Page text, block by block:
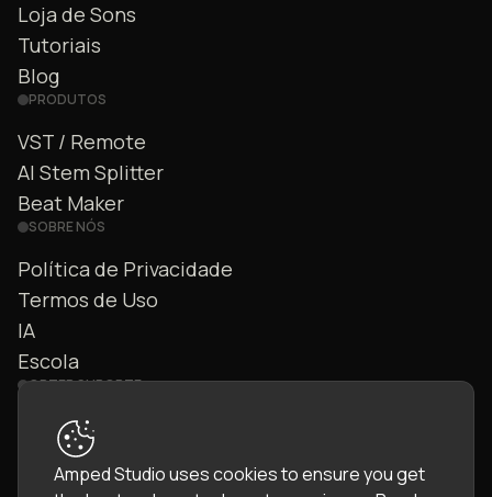
Loja de Sons
Tutoriais
Blog
PRODUTOS
VST / Remote
AI Stem Splitter
Beat Maker
SOBRE NÓS
Política de Privacidade
Termos de Uso
IA
Escola
OBTER SUPORTE
Fale Conosco
Comunidade
Amped Studio uses cookies to ensure you get